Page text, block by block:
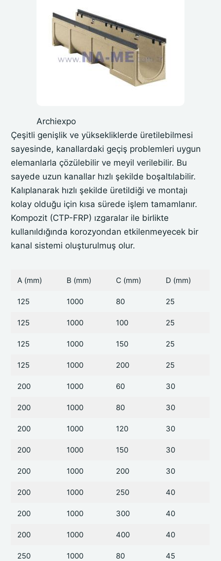
Archiexpo
Çeşitli genişlik ve yüksekliklerde üretilebilmesi
sayesinde, kanallardaki geçiş problemleri uygun
elemanlarla çözülebilir ve meyil verilebilir. Bu
sayede uzun kanallar hızlı şekilde boşaltılabilir.
Kalıplanarak hızlı şekilde üretildiği ve montajı
kolay olduğu için kısa sürede işlem tamamlanır.
Kompozit (CTP-FRP) ızgaralar ile birlikte
kullanıldığında korozyondan etkilenmeyecek bir
kanal sistemi oluşturulmuş olur.
A (mm) B (mm) C (mm) D (mm)
125 1000 80 25
125 1000 100 25
125 1000 150 25
125 1000 200 25
200 1000 60 30
200 1000 80 30
200 1000 120 30
200 1000 150 30
200 1000 200 30
200 1000 250 40
200 1000 300 40
200 1000 400 40
250 1000 80 45